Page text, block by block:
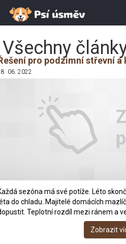
Všechny
pro podzimní střevní a
06. 2022
sezóna má své potíže. Léto
do chladu. Majitelé domácích
Teplotní rozdíl mezi ránem a
Zobrazit